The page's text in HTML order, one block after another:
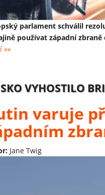
parlament schválil
používat západní
»»
VYHOSTILO
varuje
Jane Twig